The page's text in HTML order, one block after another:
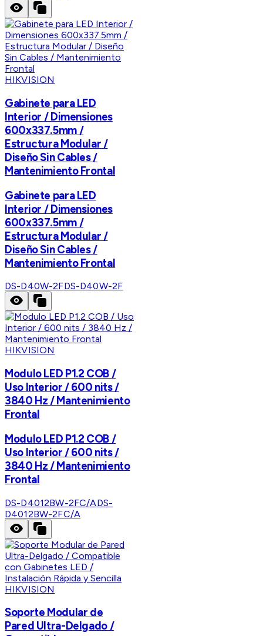
HIKVISION
Gabinete para LED
Interior / Dimensiones
600x337.5mm /
Estructura Modular /
Diseño Sin Cables /
Mantenimiento Frontal
Gabinete para LED
Interior / Dimensiones
600x337.5mm /
Estructura Modular /
Diseño Sin Cables /
Mantenimiento Frontal
DS-D40W-2FDS-D40W-2F
HIKVISION
Modulo LED P1.2 COB /
Uso Interior / 600 nits /
3840 Hz / Mantenimiento
Frontal
Modulo LED P1.2 COB /
Uso Interior / 600 nits /
3840 Hz / Mantenimiento
Frontal
DS-D4012BW-2FC/ADS-
D4012BW-2FC/A
HIKVISION
Soporte Modular de
Pared Ultra-Delgado /